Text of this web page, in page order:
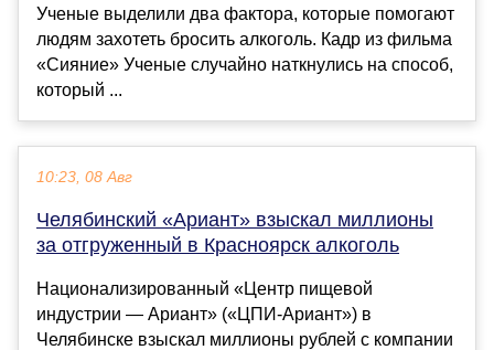
Ученые выделили два фактора, которые помогают
людям захотеть бросить алкоголь. Кадр из фильма
«Сияние» Ученые случайно наткнулись на способ,
который ...
10:23, 08 Авг
Челябинский «Ариант» взыскал миллионы
за отгруженный в Красноярск алкоголь
Национализированный «Центр пищевой
индустрии — Ариант» («ЦПИ-Ариант») в
Челябинске взыскал миллионы рублей с компании